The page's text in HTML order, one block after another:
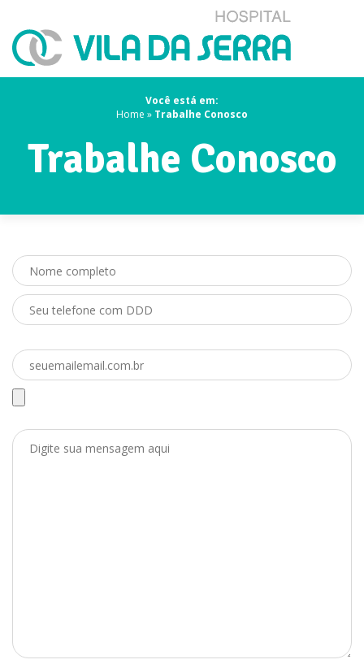
Você está em:
Home » Trabalhe Conosco
Trabalhe Conosco